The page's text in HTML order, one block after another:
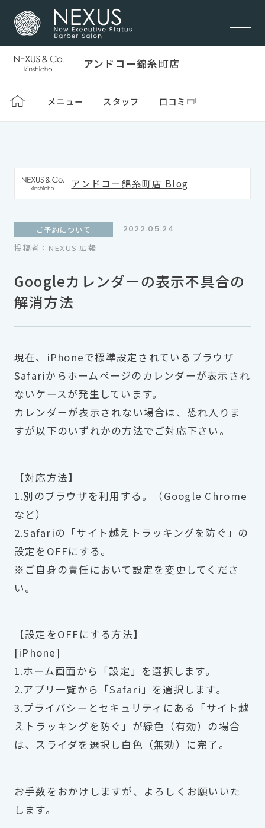
アンドコー錦糸町店 Blog
Googleカレンダーの表示不具合の
解消方法
ご予約について
2022.05.24
投稿者：NEXUS 広報
現在、iPhoneで標準設定されているブラウザ
Safariからホームページのカレンダーが表示され
ないケースが発生しています。
カレンダーが表示されない場合は、恐れ入りま
すが以下のいずれかの方法でご対応下さい。
【対応方法】
1.別のブラウザを利用する。（Google Chrome
など）
2.Safariの「サイト越えトラッキングを防ぐ」の
設定をOFFにする。
※ご自身の責任において設定を変更してくださ
い。
【設定をOFFにする方法】
[iPhone]
1.ホーム画面から「設定」を選択します。
2.アプリ一覧から「Safari」を選択します。
3.プライバシーとセキュリティにある「サイト越
えトラッキングを防ぐ」が緑色（有効）の場合
は、スライダを選択し白色（無効）に完了。
お手数をおかけしますが、よろしくお願いいた
します。
アンドコー錦糸町店
メニュー スタッフ 口コミ